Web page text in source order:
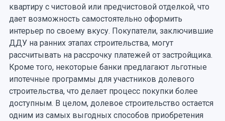
квартиру с чистовой или предчистовой отделкой, что
дает возможность самостоятельно оформить
интерьер по своему вкусу. Покупатели, заключившие
ДДУ на ранних этапах строительства, могут
рассчитывать на рассрочку платежей от застройщика.
Кроме того, некоторые банки предлагают льготные
ипотечные программы для участников долевого
строительства, что делает процесс покупки более
доступным. В целом, долевое строительство остается
одним из самых выгодных способов приобретения